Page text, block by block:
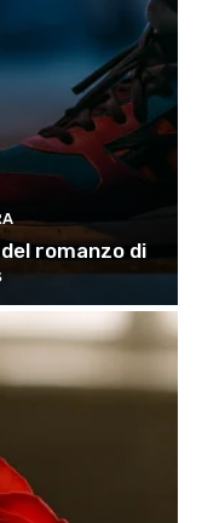
romanzo di